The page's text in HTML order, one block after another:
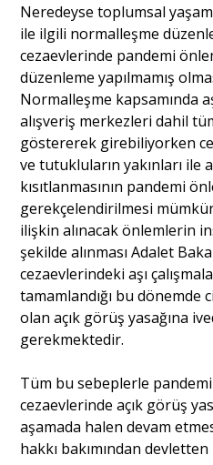
Neredeyse toplumsal
ile ilgili normalleşme
cezaevlerinde pandemi
düzenleme yapılmamış
Normalleşme kapsamında
alışveriş merkezleri dahil
göstererek girebiliyorken
ve tutukluların yakınları ile
kısıtlanmasının pandemi
gerekçelendirilmesi
ilişkin alınacak önlemlerin
şekilde alınması Adalet
cezaevlerindeki aşı
tamamlandığı bu dönemde
olan açık görüş yasağına
gerekmektedir.
Tüm bu sebeplerle
cezaevlerinde açık görüş
aşamada halen devam
hakkı bakımından